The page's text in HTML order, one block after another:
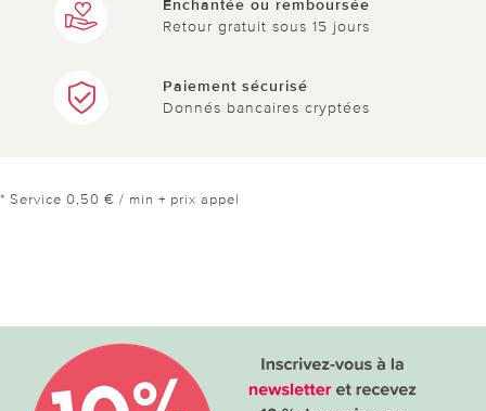
Enchantée ou remboursée
Retour gratuit sous 15 jours
Paiement sécurisé
Donnés bancaires cryptées
* Service 0,50 € / min + prix appel